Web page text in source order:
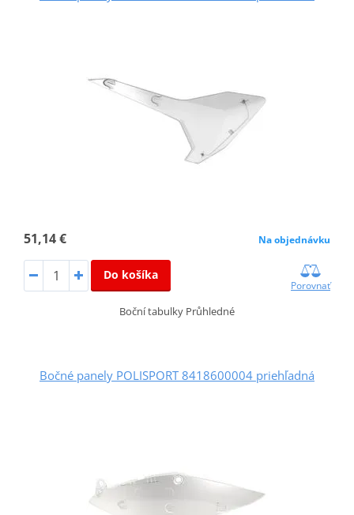
51,14 € Na objednávku
Do košíka
Porovnať
Boční tabulky Průhledné
Bočné panely POLISPORT 8418600004 priehľadná